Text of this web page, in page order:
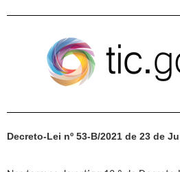
Decreto-Lei nº 53-B/2021 de 23 de